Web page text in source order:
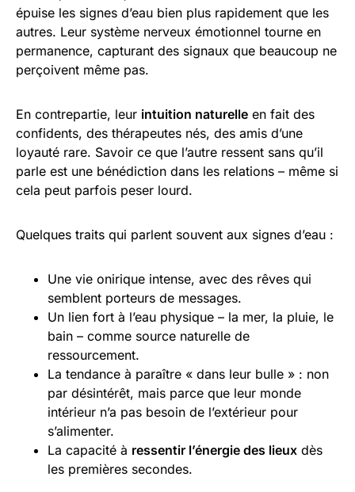
épuise les signes d’eau bien plus rapidement que les
autres. Leur système nerveux émotionnel tourne en
permanence, capturant des signaux que beaucoup ne
perçoivent même pas.
En contrepartie, leur intuition naturelle en fait des
confidents, des thérapeutes nés, des amis d’une
loyauté rare. Savoir ce que l’autre ressent sans qu’il
parle est une bénédiction dans les relations – même si
cela peut parfois peser lourd.
Quelques traits qui parlent souvent aux signes d’eau :
Une vie onirique intense, avec des rêves qui
semblent porteurs de messages.
Un lien fort à l’eau physique – la mer, la pluie, le
bain – comme source naturelle de
ressourcement.
La tendance à paraître « dans leur bulle » : non
par désintérêt, mais parce que leur monde
intérieur n’a pas besoin de l’extérieur pour
s’alimenter.
La capacité à ressentir l’énergie des lieux dès
les premières secondes.